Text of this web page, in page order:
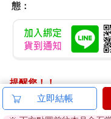
態：
提醒您！！
金石堂及銀行均不會請
ATM提款機，請不要聽
立即結帳